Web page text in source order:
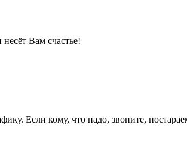
Вам счастье!
Если кому, что надо, звоните,